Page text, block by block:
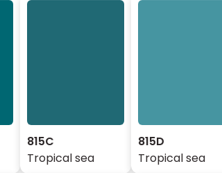
815C
Tropical sea
815D
Tropical sea